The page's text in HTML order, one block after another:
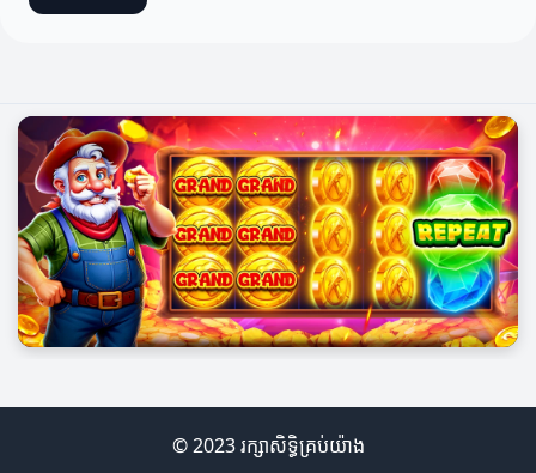
© 2023 រក្សាសិទ្ធិគ្រប់យ៉ាង